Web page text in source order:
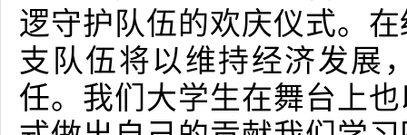
逻守护队伍的欢庆仪式。
支队伍将以维持经济发展
任。我们大学生在舞台上